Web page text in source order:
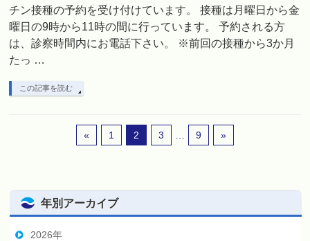
チン接種の予約を受け付けています。 接種は月曜日から金
曜日の9時から11時の間に行っています。 予約される方
は、診察時間内にお電話下さい。 ※前回の接種から3か月
たっ …
この記事を読む
« 1 2 3 9 »
年別アーカイブ
2026年